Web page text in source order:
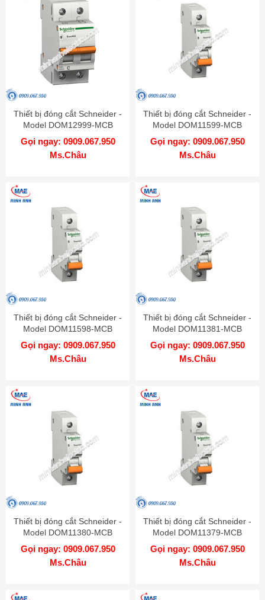
Thiết bị đóng cắt Schneider -
Model DOM12999-MCB
Gọi ngay: 0909.067.950
Ms.Châu
Thiết bị đóng cắt Schneider -
Model DOM11599-MCB
Gọi ngay: 0909.067.950
Ms.Châu
Thiết bị đóng cắt Schneider -
Model DOM11598-MCB
Gọi ngay: 0909.067.950
Ms.Châu
Thiết bị đóng cắt Schneider -
Model DOM11381-MCB
Gọi ngay: 0909.067.950
Ms.Châu
Thiết bị đóng cắt Schneider -
Model DOM11380-MCB
Gọi ngay: 0909.067.950
Ms.Châu
Thiết bị đóng cắt Schneider -
Model DOM11379-MCB
Gọi ngay: 0909.067.950
Ms.Châu